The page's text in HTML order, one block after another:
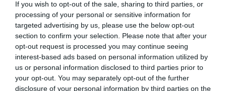
If you wish to opt-out of the sale, sharing to third parties, or
processing of your personal or sensitive information for
targeted advertising by us, please use the below opt-out
section to confirm your selection. Please note that after your
opt-out request is processed you may continue seeing
interest-based ads based on personal information utilized by
us or personal information disclosed to third parties prior to
your opt-out. You may separately opt-out of the further
disclosure of your personal information by third parties on the
Οι αθλητικές μεταδόσεις της ημέρας (03-08-
2026)